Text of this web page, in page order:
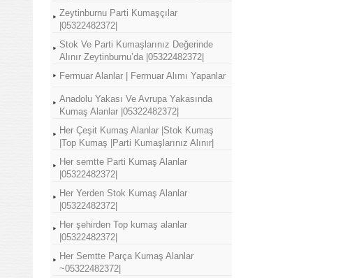
Zeytinburnu Parti Kumaşçılar
|05322482372|
Stok Ve Parti Kumaşlarınız Değerinde
Alınır Zeytinburnu’da |05322482372|
Fermuar Alanlar | Fermuar Alımı Yapanlar
Anadolu Yakası Ve Avrupa Yakasında
Kumaş Alanlar |05322482372|
Her Çeşit Kumaş Alanlar |Stok Kumaş
|Top Kumaş |Parti Kumaşlarınız Alınır|
Her semtte Parti Kumaş Alanlar
|05322482372|
Her Yerden Stok Kumaş Alanlar
|05322482372|
Her şehirden Top kumaş alanlar
|05322482372|
Her Semtte Parça Kumaş Alanlar
~05322482372|